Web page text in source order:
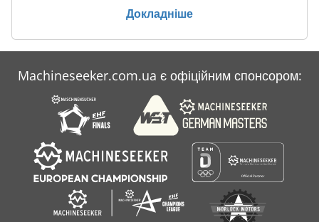
Докладніше
Machineseeker.com.ua є офіційним спонсором: